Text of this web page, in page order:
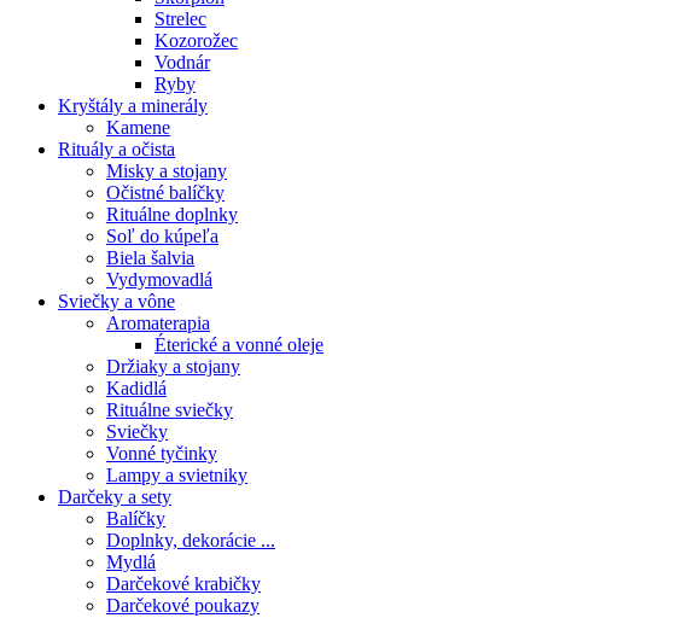
Strelec
Kozorožec
Vodnár
Ryby
Kryštály a minerály
Kamene
Rituály a očista
Misky a stojany
Očistné balíčky
Rituálne doplnky
Soľ do kúpeľa
Biela šalvia
Vydymovadlá
Sviečky a vône
Aromaterapia
Éterické a vonné oleje
Držiaky a stojany
Kadidlá
Rituálne sviečky
Sviečky
Vonné tyčinky
Lampy a svietniky
Darčeky a sety
Balíčky
Doplnky, dekorácie ...
Mydlá
Darčekové krabičky
Darčekové poukazy